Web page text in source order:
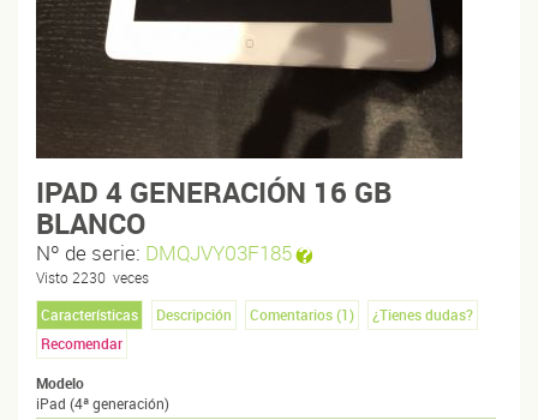
IPAD 4 GENERACIÓN 16 GB
BLANCO
Nº de serie: DMQJVY03F185
Visto 2230 veces
Características
Descripción Comentarios (1)
¿Tienes dudas?
Recomendar
Modelo
iPad (4ª generación)